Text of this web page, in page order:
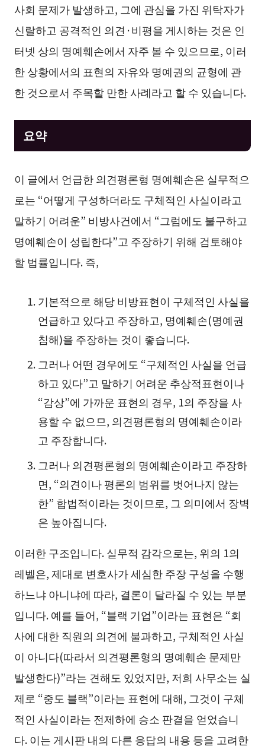
사회 문제가 발생하고, 그에 관심을 가진 위탁자가
신랄하고 공격적인 의견·비평을 게시하는 것은 인
터넷 상의 명예훼손에서 자주 볼 수 있으므로, 이러
한 상황에서의 표현의 자유와 명예권의 균형에 관
한 것으로서 주목할 만한 사례라고 할 수 있습니다.
요약
이 글에서 언급한 의견평론형 명예훼손은 실무적으
로는 “어떻게 구성하더라도 구체적인 사실이라고
말하기 어려운” 비방사건에서 “그럼에도 불구하고
명예훼손이 성립한다”고 주장하기 위해 검토해야
할 법률입니다. 즉,
기본적으로 해당 비방표현이 구체적인 사실을
언급하고 있다고 주장하고, 명예훼손(명예권
침해)을 주장하는 것이 좋습니다.
그러나 어떤 경우에도 “구체적인 사실을 언급
하고 있다”고 말하기 어려운 추상적표현이나
“감상”에 가까운 표현의 경우, 1의 주장을 사
용할 수 없으므, 의견평론형의 명예훼손이라
고 주장합니다.
그러나 의견평론형의 명예훼손이라고 주장하
면, “의견이나 평론의 범위를 벗어나지 않는
한” 합법적이라는 것이므로, 그 의미에서 장벽
은 높아집니다.
이러한 구조입니다. 실무적 감각으로는, 위의 1의
레벨은, 제대로 변호사가 세심한 주장 구성을 수행
하느냐 아니냐에 따라, 결론이 달라질 수 있는 부분
입니다. 예를 들어, “블랙 기업”이라는 표현은 “회
사에 대한 직원의 의견에 불과하고, 구체적인 사실
이 아니다(따라서 의견평론형의 명예훼손 문제만
발생한다)”라는 견해도 있었지만, 저희 사무소는 실
제로 “중도 블랙”이라는 표현에 대해, 그것이 구체
적인 사실이라는 전제하에 승소 판결을 얻었습니
다. 이는 게시판 내의 다른 응답의 내용 등을 고려한